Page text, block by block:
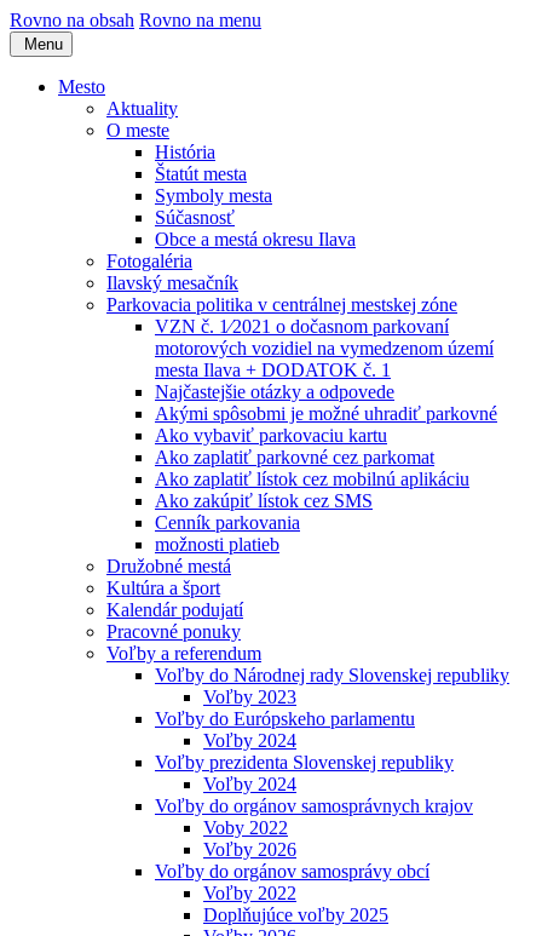
Rovno na obsah Rovno na menu
Menu
Mesto
Aktuality
O meste
História
Štatút mesta
Symboly mesta
Súčasnosť
Obce a mestá okresu Ilava
Fotogaléria
Ilavský mesačník
Parkovacia politika v centrálnej mestskej zóne
VZN č. 1⁄2021 o dočasnom parkovaní
motorových vozidiel na vymedzenom území
mesta Ilava + DODATOK č. 1
Najčastejšie otázky a odpovede
Akými spôsobmi je možné uhradiť parkovné
Ako vybaviť parkovaciu kartu
Ako zaplatiť parkovné cez parkomat
Ako zaplatiť lístok cez mobilnú aplikáciu
Ako zakúpiť lístok cez SMS
Cenník parkovania
možnosti platieb
Družobné mestá
Kultúra a šport
Kalendár podujatí
Pracovné ponuky
Voľby a referendum
Voľby do Národnej rady Slovenskej republiky
Voľby 2023
Voľby do Európskeho parlamentu
Voľby 2024
Voľby prezidenta Slovenskej republiky
Voľby 2024
Voľby do orgánov samosprávnych krajov
Voby 2022
Voľby 2026
Voľby do orgánov samosprávy obcí
Voľby 2022
Doplňujúce voľby 2025